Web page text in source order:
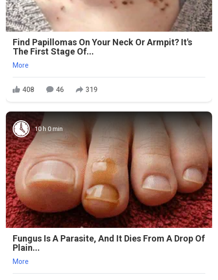
Find Papillomas On Your Neck Or Armpit? It's
The First Stage Of...
More
408 46 319
10 h 0 min
Fungus Is A Parasite, And It Dies From A Drop Of
Plain...
More